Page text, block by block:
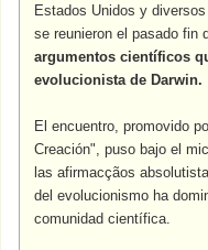
Estados Unidos y
se reunieron el pasado fin
argumentos científicos
evolucionista de Darwin.
El encuentro, promovido
Creación", puso bajo el
las afirmacçãos
del evolucionismo ha
comunidad científica.